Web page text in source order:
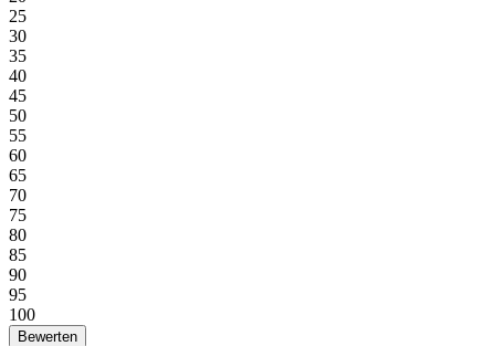
25
30
35
40
45
50
55
60
65
70
75
80
85
90
95
100